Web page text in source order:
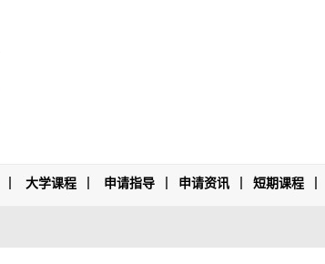
大学课程 申请指导 申请资讯 短期课程